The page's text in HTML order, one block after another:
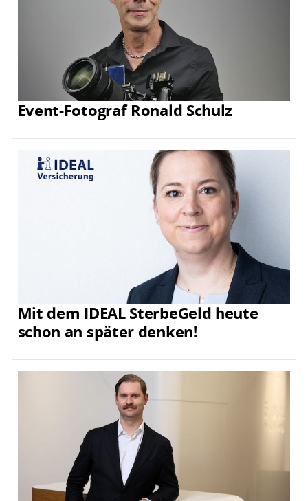
Event-Fotograf Ronald Schulz
Mit dem IDEAL SterbeGeld heute
schon an später denken!